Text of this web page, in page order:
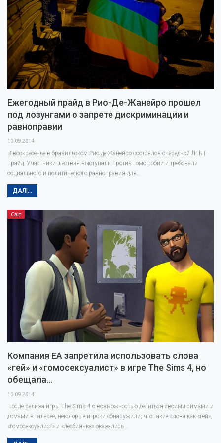
Ежегодный прайд в Рио-Де-Жанейро прошел
под лозунгами о запрете дискриминации и
равноправии
10.09.2014
В воскресенье в бразильском Рио-де-Жанейро состоялся очередной ЛГБТ-
прайд. Участники шествия выступали против гомофобии и требовали
социального и политического равноправия для…
ДАЛІ...
Світ
Компания EA запретила использовать слова
«гей» и «гомосексуалист» в игре The Sims 4, но
обещала…
10.09.2014
После релиза игры The Sims 4 с возможностью делиться своими симами и
домами в галерее, некоторые игроки обнаружили, что такие слова как «гей»,
«гомосексуалист» и «лесбиянка» оказались…